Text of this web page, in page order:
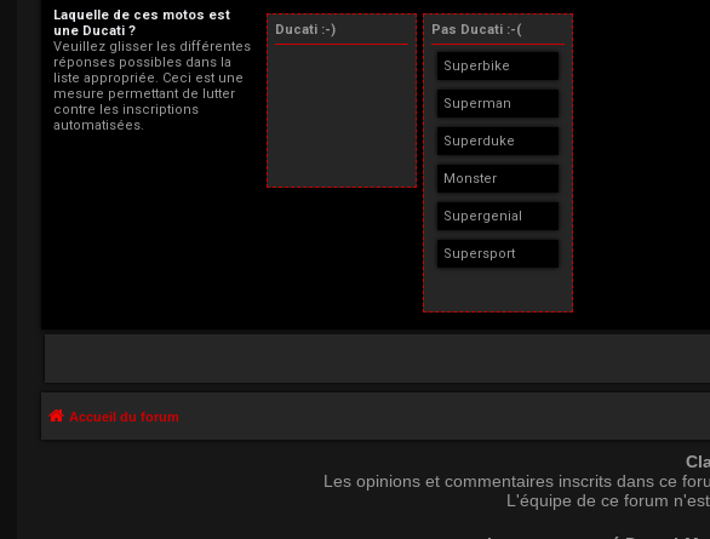
Laquelle de ces motos est
une Ducati ?
Veuillez glisser les différentes
réponses possibles dans la
liste appropriée. Ceci est une
mesure permettant de lutter
contre les inscriptions
automatisées.
Ducati :-) Pas Ducati :-(
Superbike
Superman
Superduke
Monster
Supergenial
Supersport
Accueil du forum
Les opinions et commentaires inscrits dans ce
L'équipe de ce forum